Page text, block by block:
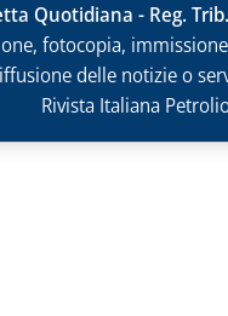
Quotidiana - Reg.
fotocopia,
delle notizie o
Rivista Italiana